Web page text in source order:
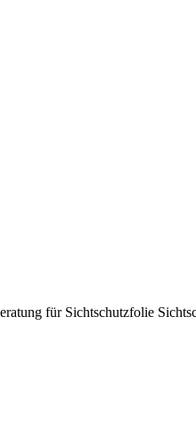
für Sichtschutzfolie